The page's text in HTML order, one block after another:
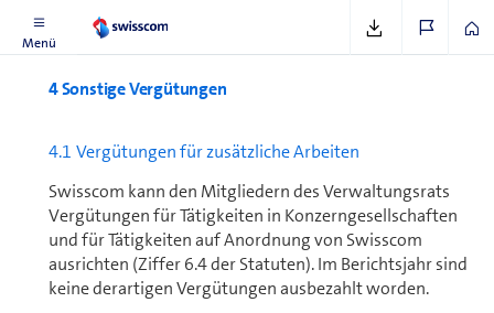
Menü
4 Sonstige Vergütungen
4.1 Vergütungen für zu­sätz­liche Arbeiten
Swisscom kann den Mitgliedern des Ver­wal­tungs­rats
Vergütungen für Tätigkeiten in Konzern­gesellschaften
und für Tätigkeiten auf Anordnung von Swisscom
ausrichten (Ziffer 6.4 der Statuten). Im Berichtsjahr sind
keine derartigen Vergütungen ausbezahlt worden.